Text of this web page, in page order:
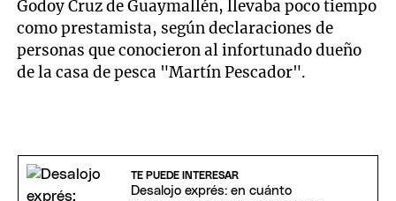
Godoy Cruz de Guaymallén, llevaba poco tiempo
como prestamista, según declaraciones de
personas que conocieron al infortunado dueño
de la casa de pesca "Martín Pescador".
TE PUEDE INTERESAR
Desalojo exprés: en cuánto